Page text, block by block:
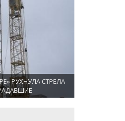
РУХНУЛА СТРЕЛА